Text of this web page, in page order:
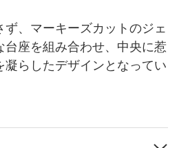
、マーキーズカットのジェ
台座を組み合わせ、中央に惹
凝らしたデザインとなってい